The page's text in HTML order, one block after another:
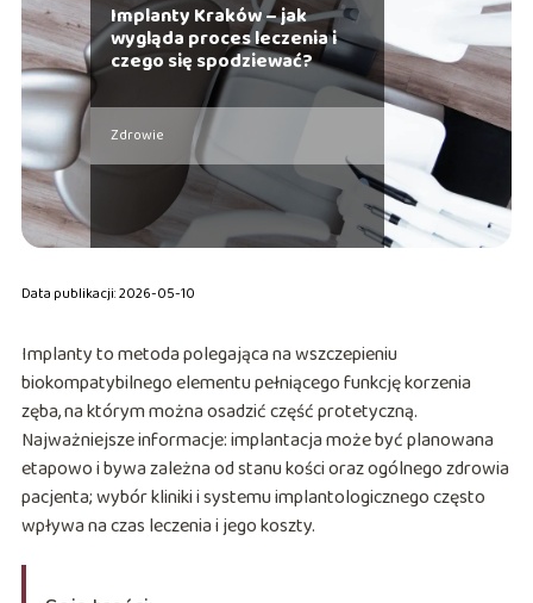
Implanty Kraków – jak
wygląda proces leczenia i
czego się spodziewać?
Zdrowie
Data publikacji: 2026-05-10
Implanty to metoda polegająca na wszczepieniu
biokompatybilnego elementu pełniącego funkcję korzenia
zęba, na którym można osadzić część protetyczną.
Najważniejsze informacje: implantacja może być planowana
etapowo i bywa zależna od stanu kości oraz ogólnego zdrowia
pacjenta; wybór kliniki i systemu implantologicznego często
wpływa na czas leczenia i jego koszty.